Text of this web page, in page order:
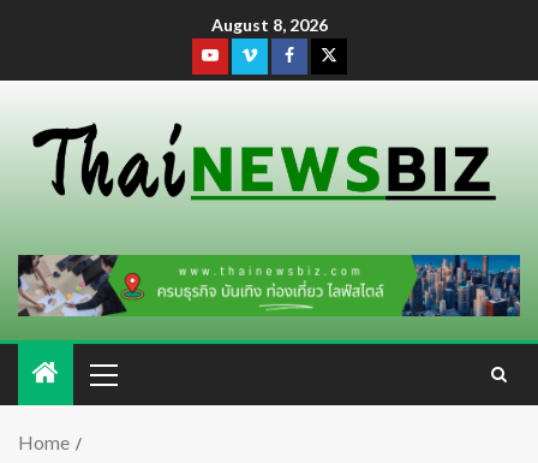
August 8, 2026
Home